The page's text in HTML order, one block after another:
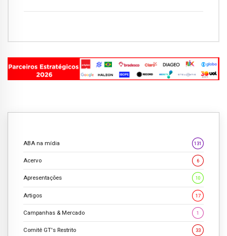
ABA na mídia 131
Acervo 6
Apresentações 10
Artigos 17
Campanhas & Mercado 1
Comitê GT's Restrito 33